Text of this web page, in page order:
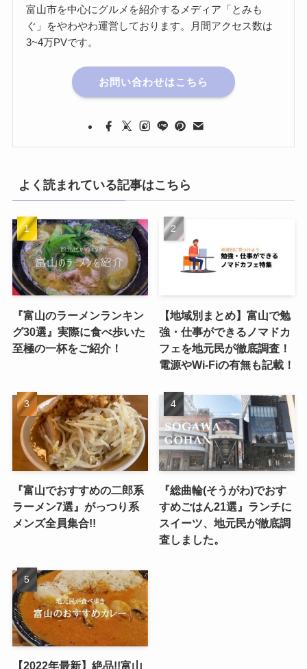
富山市を中心にグルメを紹介するメディア「とみも
ぐ」をやわやわ運営しております。月間アクセス数は
3~4万PVです。
お問い合わせはこちら
よく読まれている記事はこちら
『富山のラーメンランキン
グ30選』実際に食べ歩いた
至極の一杯をご紹介！
【地域別まとめ】富山で勉
強・仕事ができるノマドカ
フェを地元民が徹底調査！
電源やWi-Fiの有無も記載！
『富山でおすすめの二郎系
ラーメン7選』がっつり系
メンズ全員集合!!
『総曲輪(そうがわ)でおす
すめごはん21選』ランチに
スイーツ、地元民が徹底調
査しました。
【2022年最新】絶品!!富山